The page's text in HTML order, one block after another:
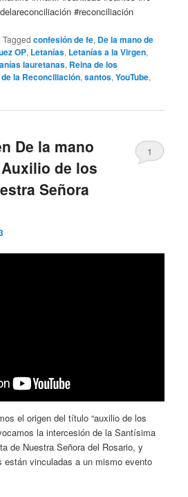
#reconciliación
|Tagged confesión de fe, De la mano de
OP, Letanías, Letanías a la Virgen,
lauretanas, Reina de los
la Reconciliación,santos,YouTube,
De la mano
de los
Señora
1
el origen del título “auxilio de los
la intercesión de la Santísima
de Nuestra Señora del Rosario, y
están vinculadas a un mismo evento